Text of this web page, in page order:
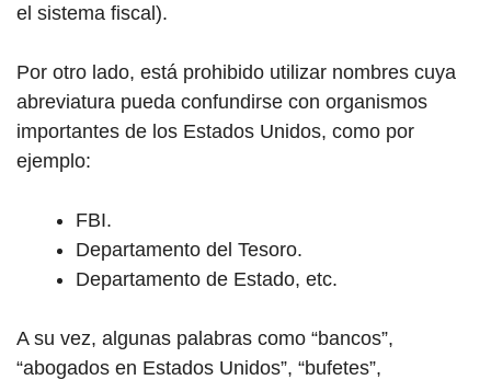
el sistema fiscal).
Por otro lado, está prohibido utilizar nombres cuya
abreviatura pueda confundirse con organismos
importantes de los Estados Unidos, como por
ejemplo:
FBI.
Departamento del Tesoro.
Departamento de Estado, etc.
A su vez, algunas palabras como “bancos”,
“abogados en Estados Unidos”, “bufetes”,